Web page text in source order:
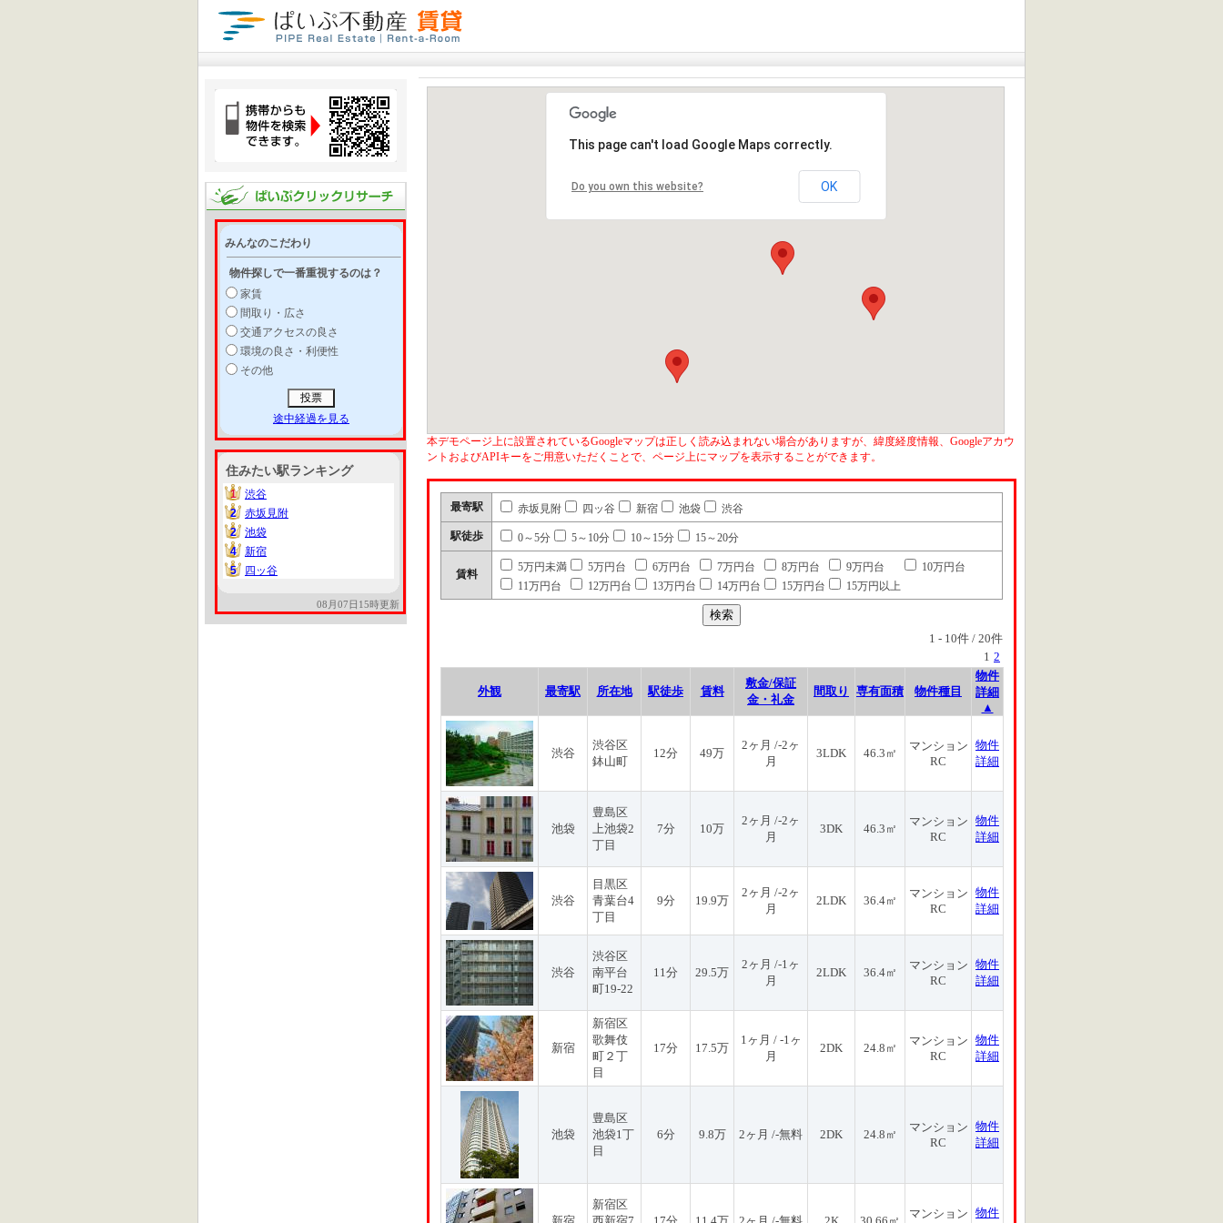
みんなのこだわり
物件探しで一番重視するのは？
家賃
間取り・広さ
交通アクセスの良さ
環境の良さ・利便性
その他
途中経過を見る
住みたい駅ランキング
1
1
渋谷
2
2
赤坂見附
2
2
池袋
4
4
新宿
5
5 四ッ谷
08月07日15時更新
This page can't load Google Maps correctly.
Do you own this website? OK
本デモページ上に設置されているGoogleマップは正しく読み込まれない場合がありますが、緯度経度情報、Googleアカウ
ントおよびAPIキーをご用意いただくことで、ページ上にマップを表示することができます。
最寄駅 赤坂見附 四ッ谷 新宿 池袋 渋谷
駅徒歩 0～5分 5～10分 10～15分 15～20分
賃料
5万円未満 5万円台 6万円台 7万円台 8万円台 9万円台
10万円台
11万円台
12万円台 13万円台 14万円台 15万円台 15万円以上
1 - 10件 / 20件
1 2
外観 最寄駅 所在地 駅徒歩 賃料
敷金/保証
金・礼金
間取り 専有面積 物件種目
物件
詳細
▲
渋谷
渋谷区
鉢山町
12分 49万
2ヶ月 /-2ヶ
月
3LDK 46.3㎡
マンション
RC
物件
詳細
池袋
豊島区
上池袋2
丁目
7分 10万
2ヶ月 /-2ヶ
月
3DK 46.3㎡
マンション
RC
物件
詳細
渋谷
目黒区
青葉台4
丁目
9分 19.9万
2ヶ月 /-2ヶ
月
2LDK 36.4㎡
マンション
RC
物件
詳細
渋谷
渋谷区
南平台
町19-22
11分 29.5万
2ヶ月 /-1ヶ
月
2LDK 36.4㎡
マンション
RC
物件
詳細
新宿
新宿区
歌舞伎
町２丁
目
17分 17.5万
1ヶ月 / -1ヶ
月
2DK 24.8㎡
マンション
RC
物件
詳細
池袋
豊島区
池袋1丁
目
6分 9.8万 2ヶ月 /-無料 2DK 24.8㎡
マンション
RC
物件
詳細
新宿区
マンション 物件